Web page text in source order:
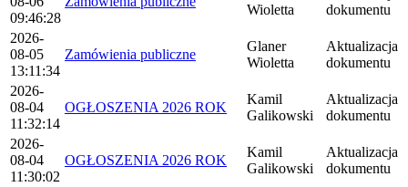
09:46:28
Wioletta
dokumentu
2026-
08-05
13:11:34
Zamówienia publiczne
Glaner
Wioletta
Aktualizacja
dokumentu
2026-
08-04
11:32:14
OGŁOSZENIA 2026 ROK
Kamil
Galikowski
Aktualizacja
dokumentu
2026-
08-04
11:30:02
OGŁOSZENIA 2026 ROK
Kamil
Galikowski
Aktualizacja
dokumentu